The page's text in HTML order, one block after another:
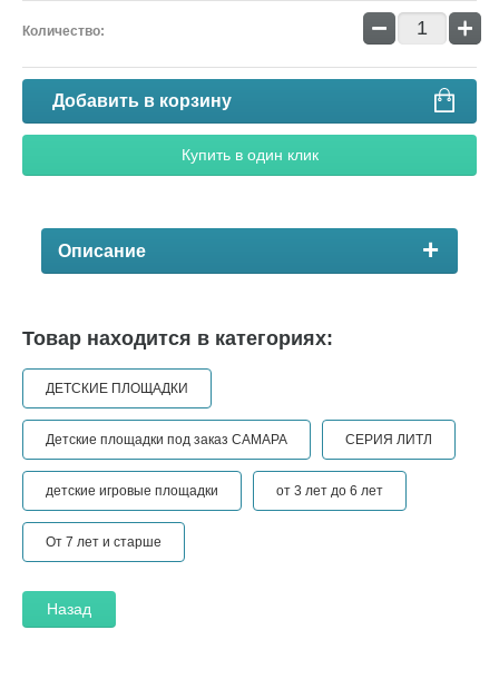
Количество: − +
Добавить в корзину
Купить в один клик
Описание
Товар находится в категориях:
ДЕТСКИЕ ПЛОЩАДКИ
Детские площадки под заказ САМАРА СЕРИЯ ЛИТЛ
детские игровые площадки от 3 лет до 6 лет
От 7 лет и старше
Назад